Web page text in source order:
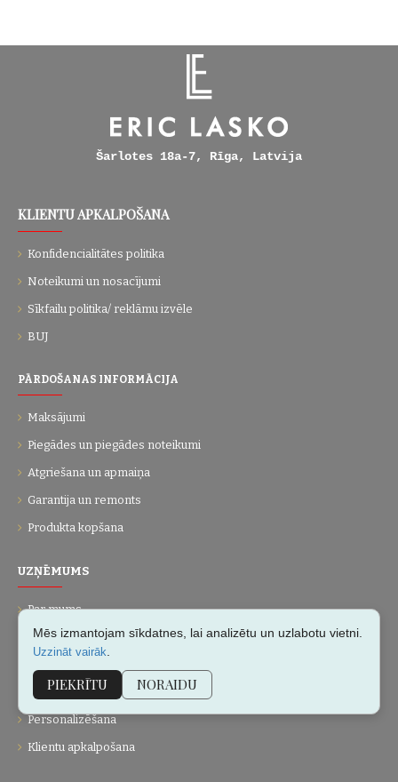
Šarlotes 18a-7, Rīga, Latvija
KLIENTU APKALPOŠANA
Konfidencialitātes politika
Noteikumi un nosacījumi
Sīkfailu politika/ reklāmu izvēle
BUJ
PĀRDOŠANAS INFORMĀCIJA
Maksājumi
Piegādes un piegādes noteikumi
Atgriešana un apmaiņa
Garantija un remonts
Produkta kopšana
UZŅĒMUMS
Par mums
Kontakti
Dāvanu kartes
Personalizēšana
Klientu apkalpošana
Mēs izmantojam sīkdatnes, lai analizētu un uzlabotu vietni.
Uzzināt vairāk
PIEKRĪTU NORAIDU